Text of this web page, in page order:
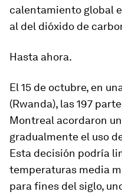
calentamiento global
al del dióxido de
Hasta ahora.
El 15 de octubre, en
(Rwanda), las 197
Montreal acordaron
gradualmente el uso
Esta decisión podría
temperaturas media
para fines del siglo,